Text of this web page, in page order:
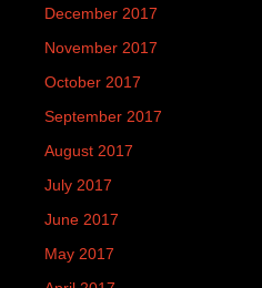
December 2017
November 2017
October 2017
September 2017
August 2017
July 2017
June 2017
May 2017